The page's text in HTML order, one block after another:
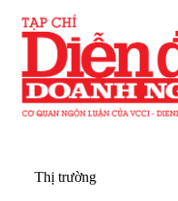
Thị trường